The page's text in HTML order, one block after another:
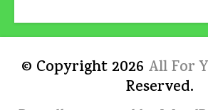
© Copyright 2026 All For
Reserved.